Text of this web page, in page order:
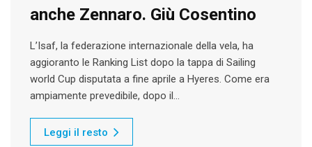
anche Zennaro. Giù Cosentino
L’Isaf, la federazione internazionale della vela, ha
aggioranto le Ranking List dopo la tappa di Sailing
world Cup disputata a fine aprile a Hyeres. Come era
ampiamente prevedibile, dopo il…
Leggi il resto